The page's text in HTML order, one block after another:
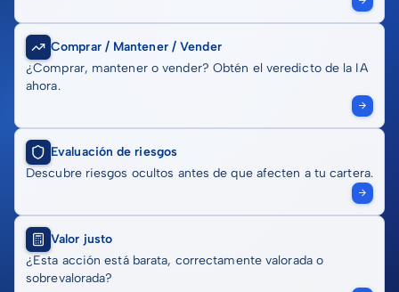
Comprar / Mantener / Vender
¿Comprar, mantener o vender? Obtén el veredicto de la IA
ahora.
Evaluación de riesgos
Descubre riesgos ocultos antes de que afecten a tu cartera.
Valor justo
¿Esta acción está barata, correctamente valorada o
sobrevalorada?